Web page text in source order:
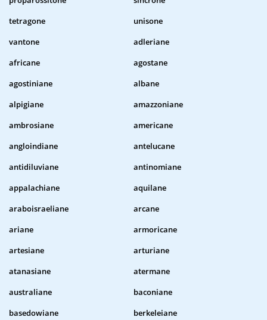
tetragone
unisone
vantone
adleriane
africane
agostane
agostiniane
albane
alpigiane
amazzoniane
ambrosiane
americane
angloindiane
antelucane
antidiluviane
antinomiane
appalachiane
aquilane
araboisraeliane
arcane
ariane
armoricane
artesiane
arturiane
atanasiane
atermane
australiane
baconiane
basedowiane
berkeleiane